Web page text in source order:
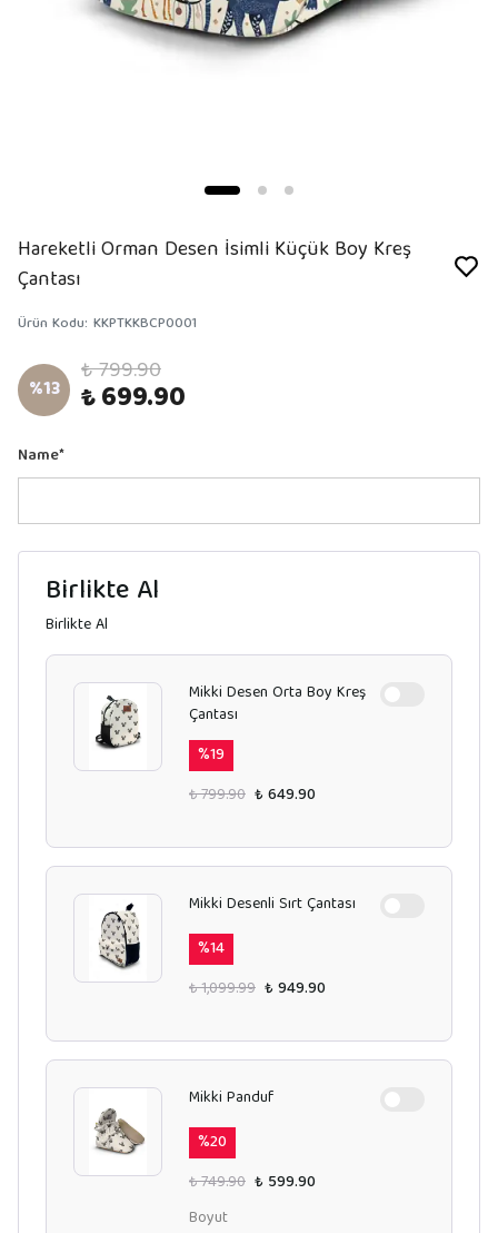
Hareketli Orman Desen İsimli Küçük Boy Kreş
Çantası
Ürün Kodu: KKPTKKBCP0001
%13 ₺ 799.90
₺ 699.90
Name*
Birlikte Al
Birlikte Al
Mikki Desen Orta Boy Kreş
Çantası
%19
₺ 799.90 ₺ 649.90
Mikki Desenli Sırt Çantası
%14
₺ 1,099.99 ₺ 949.90
Mikki Panduf
%20
₺ 749.90 ₺ 599.90
Boyut